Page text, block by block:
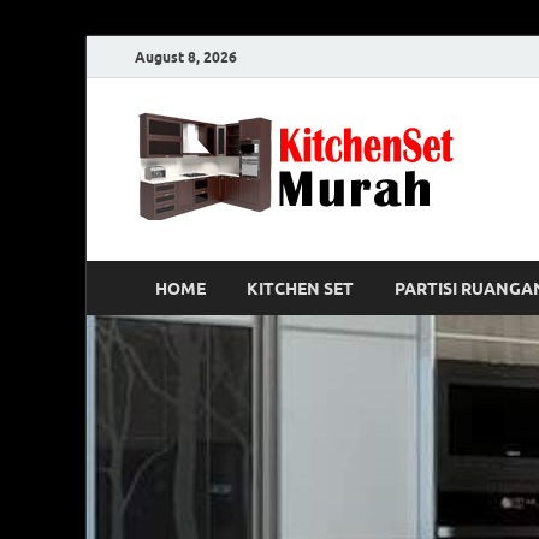
August 8, 2026
0812-
HOME KITCHEN SET PARTISI